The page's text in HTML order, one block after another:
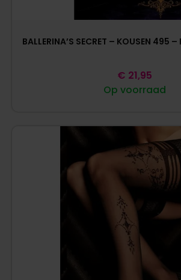
BALLERINA’S SECRET – KOUSEN 495
Op voorraad
€ 21,95